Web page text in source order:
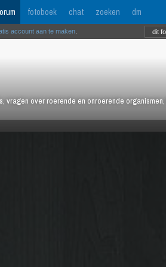
fotoboek chat zoeken dm
vragen over roerende en onroerende
account aan te maken